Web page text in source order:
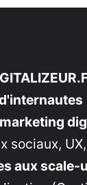
marketing
sociaux,
aux scale-